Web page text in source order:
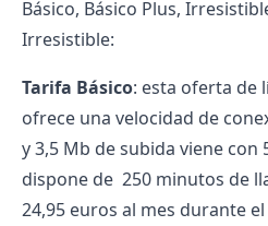
Básico, Básico Plus,
Irresistible:
Tarifa Básico: esta oferta de
ofrece una velocidad de
y 3,5 Mb de subida viene con
dispone de 250 minutos de
24,95 euros al mes durante